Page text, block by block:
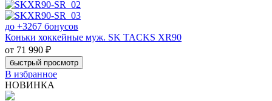
до +3267 бонусов
Коньки хоккейные муж. SK TACKS XR90
от 71 990 ₽
быстрый просмотр
В избранное
НОВИНКА